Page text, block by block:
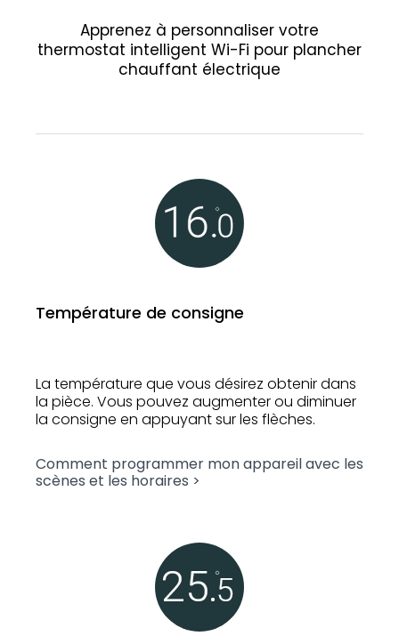
Apprenez à personnaliser votre
thermostat intelligent Wi-Fi pour plancher
chauffant électrique
Température de consigne
La température que vous désirez obtenir dans
la pièce. Vous pouvez augmenter ou diminuer
la consigne en appuyant sur les flèches.
Comment programmer mon appareil avec les
scènes et les horaires >